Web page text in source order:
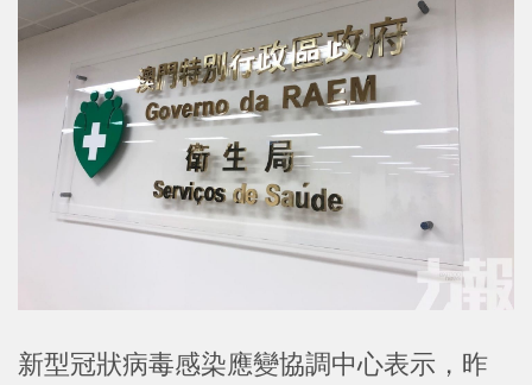
新型冠狀病毒感染應變協調中心表示，昨